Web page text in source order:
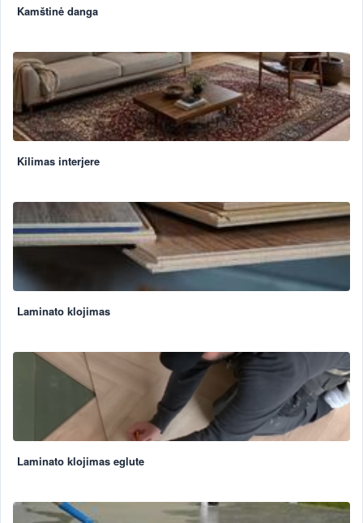
Kamštinė danga
Kilimas interjere
Laminato klojimas
Laminato klojimas eglute